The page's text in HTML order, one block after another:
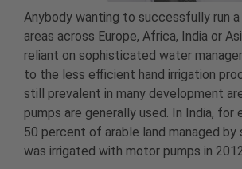
Anybody wanting to successfully run a
areas across Europe, Africa, India or
reliant on sophisticated water
to the less efficient hand irrigation
still prevalent in many development
pumps are generally used. In India, for
50 percent of arable land managed by
was irrigated with motor pumps in